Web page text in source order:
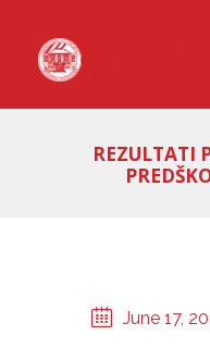
REZULTATI
June 17,